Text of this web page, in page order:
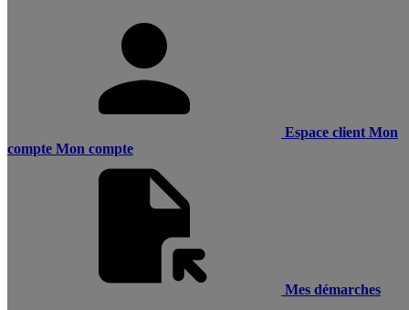
Espace client Mon
compte Mon compte
Mes démarches